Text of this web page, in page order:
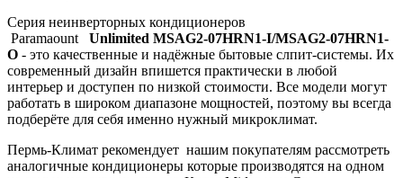
Серия неинверторных кондиционеров
Paramaount
Unlimited MSAG2-07HRN1-I/MSAG2-07HRN1-
O - это качественные и надёжные бытовые слпит-системы. Их
современный дизайн впишется практически в любой
интерьер и доступен по низкой стоимости. Все модели могут
работать в широком диапазоне мощностей, поэтому вы всегда
подберёте для себя именно нужный микроклимат.
Пермь-Климат рекомендует нашим покупателям рассмотреть
аналогичные кондиционеры которые производятся на одном